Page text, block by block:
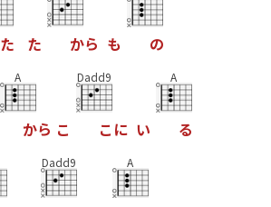
た た から も の
A
から こ
Dadd9
こ に い
A
る
Dadd9 A